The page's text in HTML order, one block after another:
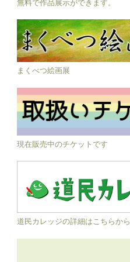
まくべつ絵画展
現在販売中のチケットです
道民カレッジの詳細はこちらから